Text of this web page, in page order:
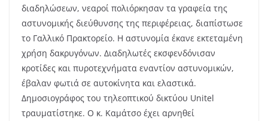
διαδηλώσεων, νεαροί πολιόρκησαν τα γραφεία της
αστυνομικής διεύθυνσης της περιφέρειας, διαπίστωσε
το Γαλλικό Πρακτορείο. Η αστυνομία έκανε εκτεταμένη
χρήση δακρυγόνων. Διαδηλωτές εκσφενδόνισαν
κροτίδες και πυροτεχνήματα εναντίον αστυνομικών,
έβαλαν φωτιά σε αυτοκίνητα και ελαστικά.
Δημοσιογράφος του τηλεοπτικού δικτύου Unitel
τραυματίστηκε. Ο κ. Καμάτσο έχει αρνηθεί